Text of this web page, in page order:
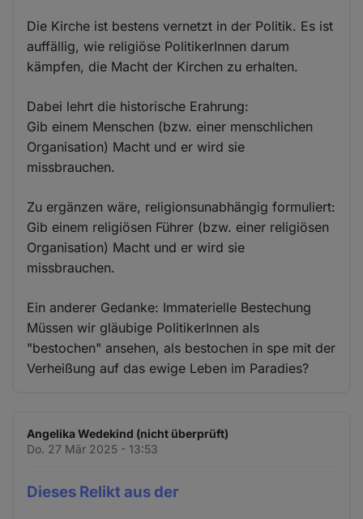
Die Kirche ist bestens vernetzt in der Politik. Es ist
auffällig, wie religiöse PolitikerInnen darum
kämpfen, die Macht der Kirchen zu erhalten.
Dabei lehrt die historische Erahrung:
Gib einem Menschen (bzw. einer menschlichen
Organisation) Macht und er wird sie
missbrauchen.
Zu ergänzen wäre, religionsunabhängig formuliert:
Gib einem religiösen Führer (bzw. einer religiösen
Organisation) Macht und er wird sie
missbrauchen.
Ein anderer Gedanke: Immaterielle Bestechung
Müssen wir gläubige PolitikerInnen als
"bestochen" ansehen, als bestochen in spe mit der
Verheißung auf das ewige Leben im Paradies?
Angelika Wedekind (nicht überprüft)
Do. 27 Mär 2025 - 13:53
Dieses Relikt aus der